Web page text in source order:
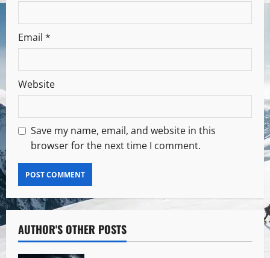
Email *
Website
Save my name, email, and website in this
browser for the next time I comment.
AUTHOR'S OTHER POSTS